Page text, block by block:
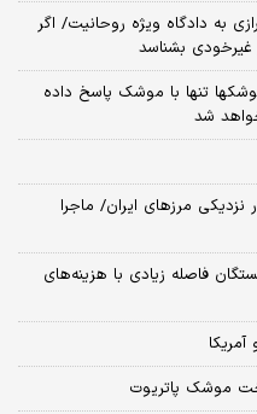
به دادگاه ویژه روحانیت/ اگر
غیرخودی بشناسد
تنها با موشک پاسخ داده
شد
مرز‌های ایران/ ماجرا
فاصله زیادی با هزینه‌های
موشک پاتریوت